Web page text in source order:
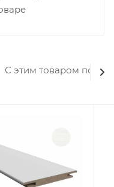
С этим товаром